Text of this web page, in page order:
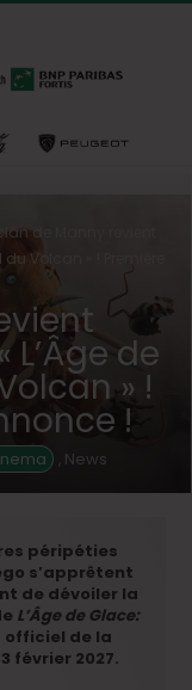
clan de Manny revient
Volcan » ! Première
de
» !
!
News
péripéties
s’apprêtent
de dévoiler la
L’Âge de Glace:
officiel de la
février 2027.